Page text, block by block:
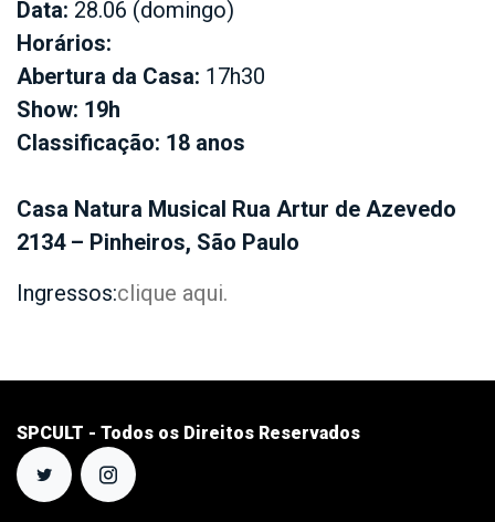
Data: 28.06 (domingo)
Horários:
Abertura da Casa: 17h30
Show: 19h
Classificação: 18 anos
Casa Natura Musical Rua Artur de Azevedo
2134 – Pinheiros, São Paulo
Ingressos:clique aqui.
SPCULT - Todos os Direitos Reservados